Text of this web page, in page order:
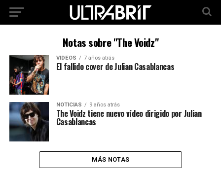
Notas sobre "The Voidz"
VIDEOS 7 años atrás
El fallido cover de Julian Casablancas
NOTICIAS 9 años atrás
The Voidz tiene nuevo vídeo dirigido por Julian
Casablancas
MÁS NOTAS